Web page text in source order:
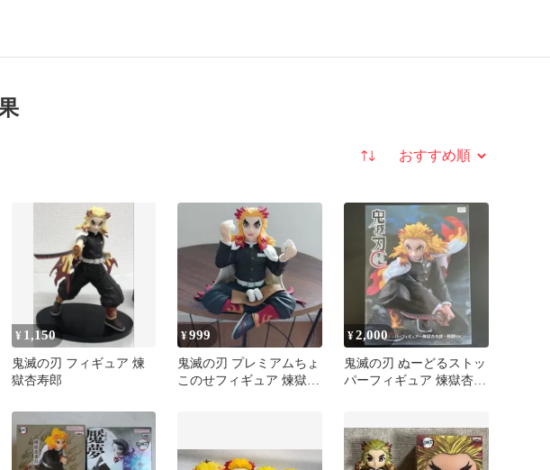
並び替え
¥ 1,150
鬼滅の刃 フィギュア 煉
獄杏寿郎
¥999
鬼滅の刃 プレミアムちょ
このせフィギュア 煉獄杏
¥2,000
鬼滅の刃 ぬーどるストッ
パーフィギュア 煉獄杏寿